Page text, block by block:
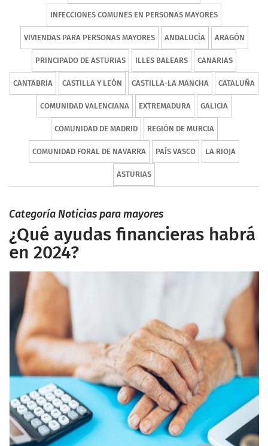
INFECCIONES COMUNES EN PERSONAS MAYORES
VIVIENDAS PARA PERSONAS MAYORES ANDALUCÍA ARAGÓN
PRINCIPADO DE ASTURIAS ILLES BALEARS CANARIAS
CANTABRIA CASTILLA Y LEÓN CASTILLA-LA MANCHA CATALUÑA
COMUNIDAD VALENCIANA EXTREMADURA GALICIA
COMUNIDAD DE MADRID REGIÓN DE MURCIA
COMUNIDAD FORAL DE NAVARRA PAÍS VASCO LA RIOJA
ASTURIAS
Categoría Noticias para mayores
¿Qué ayudas financieras habrá
en 2024?